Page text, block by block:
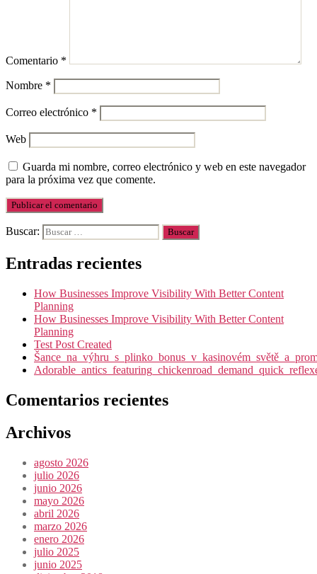
Comentario *
Nombre *
Correo electrónico *
Web
Guarda mi nombre, correo electrónico y web en este navegador
para la próxima vez que comente.
Buscar:
Entradas recientes
How Businesses Improve Visibility With Better Content
Planning
How Businesses Improve Visibility With Better Content
Planning
Test Post Created
Comentarios recientes
Archivos
agosto 2026
julio 2026
junio 2026
mayo 2026
abril 2026
marzo 2026
enero 2026
julio 2025
junio 2025